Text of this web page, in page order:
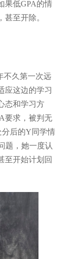
果低GPA的情
至开除。
不久第一次远
应这边的学习
态和学习方
要求，被判无
分后的Y同学情
题，她一度认
至开始计划回